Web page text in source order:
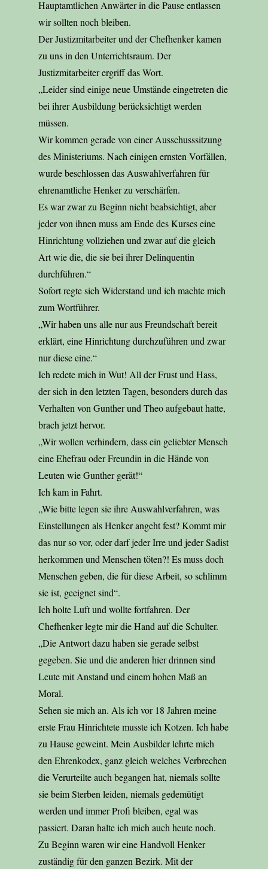
Hauptamtlichen Anwärter in die Pause entlassen
wir sollten noch bleiben.
Der Justizmitarbeiter und der Chefhenker kamen
zu uns in den Unterrichtsraum. Der
Justizmitarbeiter ergriff das Wort.
„Leider sind einige neue Umstände eingetreten die
bei ihrer Ausbildung berücksichtigt werden
müssen.
Wir kommen gerade von einer Ausschusssitzung
des Ministeriums. Nach einigen ernsten Vorfällen,
wurde beschlossen das Auswahlverfahren für
ehrenamtliche Henker zu verschärfen.
Es war zwar zu Beginn nicht beabsichtigt, aber
jeder von ihnen muss am Ende des Kurses eine
Hinrichtung vollziehen und zwar auf die gleich
Art wie die, die sie bei ihrer Delinquentin
durchführen.“
Sofort regte sich Widerstand und ich machte mich
zum Wortführer.
„Wir haben uns alle nur aus Freundschaft bereit
erklärt, eine Hinrichtung durchzuführen und zwar
nur diese eine.“
Ich redete mich in Wut! All der Frust und Hass,
der sich in den letzten Tagen, besonders durch das
Verhalten von Gunther und Theo aufgebaut hatte,
brach jetzt hervor.
„Wir wollen verhindern, dass ein geliebter Mensch
eine Ehefrau oder Freundin in die Hände von
Leuten wie Gunther gerät!“
Ich kam in Fahrt.
„Wie bitte legen sie ihre Auswahlverfahren, was
Einstellungen als Henker angeht fest? Kommt mir
das nur so vor, oder darf jeder Irre und jeder Sadist
herkommen und Menschen töten?! Es muss doch
Menschen geben, die für diese Arbeit, so schlimm
sie ist, geeignet sind“.
Ich holte Luft und wollte fortfahren. Der
Chefhenker legte mir die Hand auf die Schulter.
„Die Antwort dazu haben sie gerade selbst
gegeben. Sie und die anderen hier drinnen sind
Leute mit Anstand und einem hohen Maß an
Moral.
Sehen sie mich an. Als ich vor 18 Jahren meine
erste Frau Hinrichtete musste ich Kotzen. Ich habe
zu Hause geweint. Mein Ausbilder lehrte mich
den Ehrenkodex, ganz gleich welches Verbrechen
die Verurteilte auch begangen hat, niemals sollte
sie beim Sterben leiden, niemals gedemütigt
werden und immer Profi bleiben, egal was
passiert. Daran halte ich mich auch heute noch.
Zu Beginn waren wir eine Handvoll Henker
zuständig für den ganzen Bezirk. Mit der